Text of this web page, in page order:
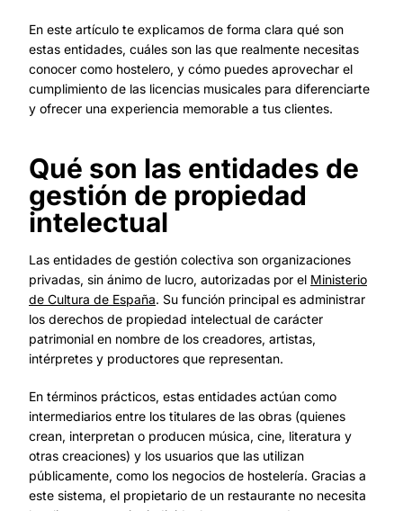
En este artículo te explicamos de forma clara qué son
estas entidades, cuáles son las que realmente necesitas
conocer como hostelero, y cómo puedes aprovechar el
cumplimiento de las licencias musicales para diferenciarte
y ofrecer una experiencia memorable a tus clientes.
Qué son las entidades de
gestión de propiedad
intelectual
Las entidades de gestión colectiva son organizaciones
privadas, sin ánimo de lucro, autorizadas por el Ministerio
de Cultura de España. Su función principal es administrar
los derechos de propiedad intelectual de carácter
patrimonial en nombre de los creadores, artistas,
intérpretes y productores que representan.
En términos prácticos, estas entidades actúan como
intermediarios entre los titulares de las obras (quienes
crean, interpretan o producen música, cine, literatura y
otras creaciones) y los usuarios que las utilizan
públicamente, como los negocios de hostelería. Gracias a
este sistema, el propietario de un restaurante no necesita